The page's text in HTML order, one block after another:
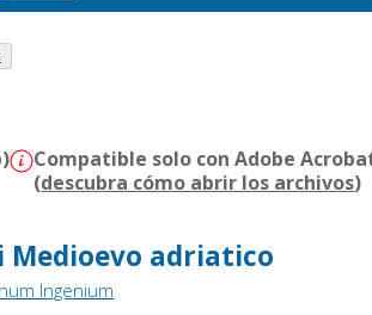
Compatible solo con Adobe
(descubra cómo abrir los archivos)
Medioevo adriatico
Ingenium